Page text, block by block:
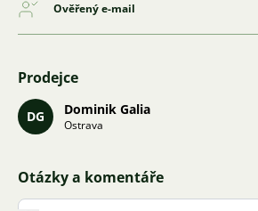
Ověřený e-mail
Prodejce
DG Dominik Galia
Ostrava
Otázky a komentáře